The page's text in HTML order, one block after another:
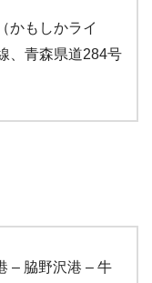
かもしかライ
、青森県道284号
– 脇野沢港 – 牛